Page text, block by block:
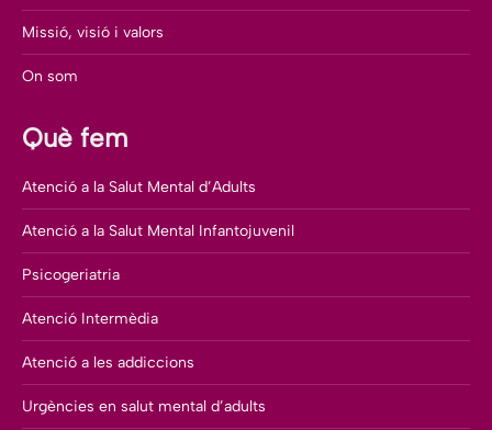
Missió, visió i valors
On som
Què fem
Atenció a la Salut Mental d’Adults
Atenció a la Salut Mental Infantojuvenil
Psicogeriatria
Atenció Intermèdia
Atenció a les addiccions
Urgències en salut mental d’adults